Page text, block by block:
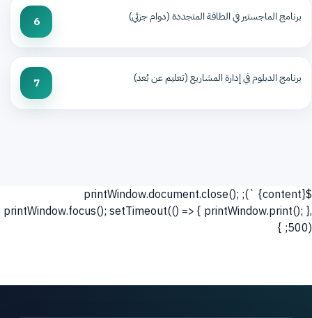
برنامج الماجستير في الطاقة المتجددة (دوام جزئي) 6
برنامج الدبلوم في إدارة المشاريع (تعليم عن بُعد) 7
${content}
`); printWindow.document.close();
printWindow.focus(); setTimeout(() => { printWindow.print(); },
500); }